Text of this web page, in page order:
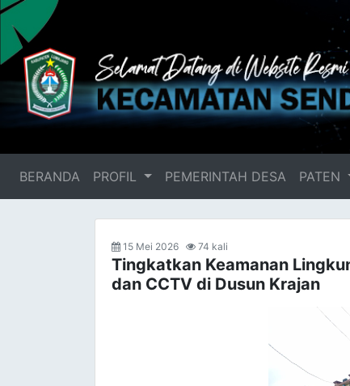
BERANDA (current)
PROFIL PEMERINTAH DESA PATEN
15 Mei 2026 74 kali
Tingkatkan Keamanan
dan CCTV di Dusun Krajan